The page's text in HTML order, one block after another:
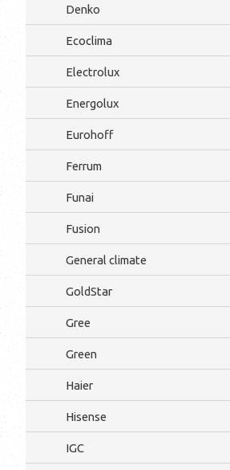
Denko
Ecoclima
Electrolux
Energolux
Eurohoff
Ferrum
Funai
Fusion
General climate
GoldStar
Gree
Green
Haier
Hisense
IGC